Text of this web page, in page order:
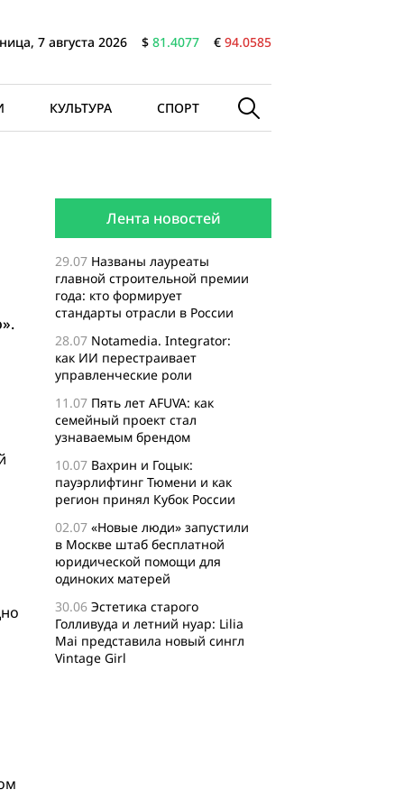
7 августа 2026 $ 81.4077 € 94.0585
КУЛЬТУРА СПОРТ
Лента новостей
29.07 Названы лауреаты
главной строительной премии
года: кто формирует
стандарты отрасли в России
28.07 Notamedia. Integrator:
как ИИ перестраивает
управленческие роли
11.07 Пять лет AFUVA: как
семейный проект стал
узнаваемым брендом
10.07 Вахрин и Гоцык:
пауэрлифтинг Тюмени и как
регион принял Кубок России
02.07 «Новые люди» запустили
в Москве штаб бесплатной
юридической помощи для
одиноких матерей
30.06 Эстетика старого
Голливуда и летний нуар: Lilia
Mai представила новый сингл
Vintage Girl